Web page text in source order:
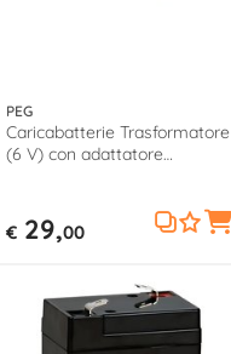
PEG
Caricabatterie Trasformatore
(6 V) con adattatore
€29,00